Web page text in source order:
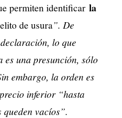
permiten identificar la
de usura”. De
lo que
es una presunción, sólo
embargo, la orden es
inferior “hasta
queden vacíos”.